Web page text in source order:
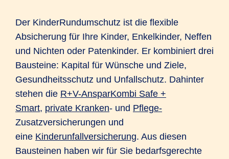
Der KinderRundumschutz ist die flexible
Absicherung für Ihre Kinder, Enkelkinder, Neffen
und Nichten oder Patenkinder. Er kombiniert drei
Bausteine: Kapital für Wünsche und Ziele,
Gesundheitsschutz und Unfallschutz. Dahinter
stehen die R+V-AnsparKombi Safe +
Smart, private Kranken- und Pflege-
Zusatzversicherungen und
eine Kinderunfallversicherung. Aus diesen
Bausteinen haben wir für Sie bedarfsgerechte